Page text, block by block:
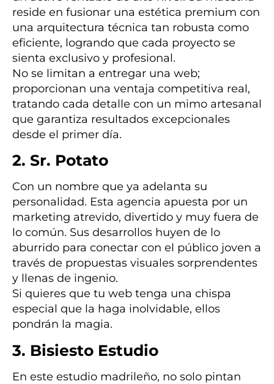
reside en fusionar una estética premium con
una arquitectura técnica tan robusta como
eficiente, logrando que cada proyecto se
sienta exclusivo y profesional.
No se limitan a entregar una web;
proporcionan una ventaja competitiva real,
tratando cada detalle con un mimo artesanal
que garantiza resultados excepcionales
desde el primer día.
2. Sr. Potato
Con un nombre que ya adelanta su
personalidad. Esta agencia apuesta por un
marketing atrevido, divertido y muy fuera de
lo común. Sus desarrollos huyen de lo
aburrido para conectar con el público joven a
través de propuestas visuales sorprendentes
y llenas de ingenio.
Si quieres que tu web tenga una chispa
especial que la haga inolvidable, ellos
pondrán la magia.
3. Bisiesto Estudio
En este estudio madrileño, no solo pintan